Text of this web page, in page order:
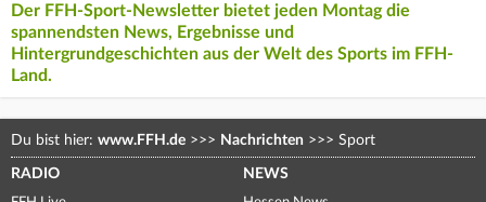
Der FFH-Sport-Newsletter bietet jeden Montag die
spannendsten News, Ergebnisse und
Hintergrundgeschichten aus der Welt des Sports im FFH-
Land.
Du bist hier: www.FFH.de >>> Nachrichten >>> Sport
RADIO NEWS